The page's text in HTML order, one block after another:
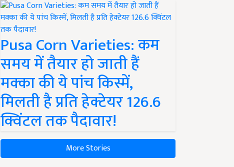
Pusa Corn Varieties: कम
समय में तैयार हो जाती हैं
मक्का की ये पांच किस्में,
मिलती है प्रति हेक्टेयर 126.6
क्विंटल तक पैदावार!
More Stories